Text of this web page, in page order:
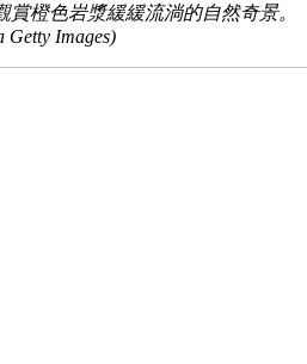
橙色岩漿緩緩流淌的自然奇景。
Getty Images)